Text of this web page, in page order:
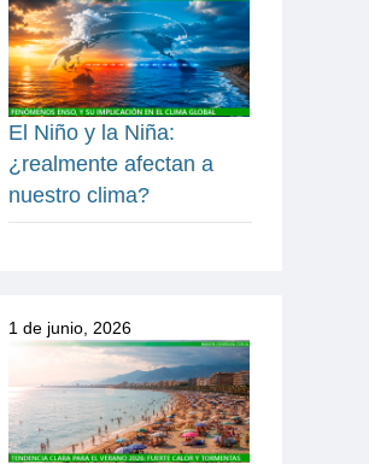
El Niño y la Niña:
¿realmente afectan a
nuestro clima?
1 de junio, 2026